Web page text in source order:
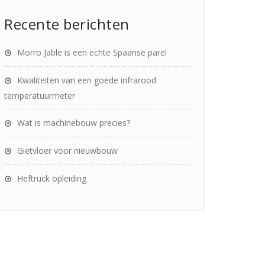
Recente berichten
Morro Jable is een echte Spaanse parel
Kwaliteiten van een goede infrarood
temperatuurmeter
Wat is machinebouw precies?
Gietvloer voor nieuwbouw
Heftruck opleiding